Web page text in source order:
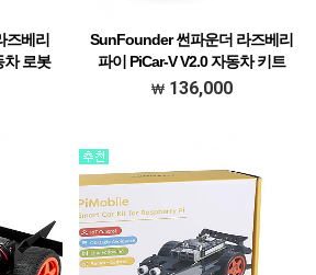
즈베리
차 로봇
SunFounder 썬파운더 라즈베리
파이 PiCar-V V2.0 자동차 키트
(CN0256D)
136,000